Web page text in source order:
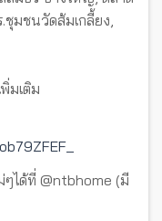
ชุมชนวัดส้มเกลี้ยง,
มเติม
ได้ที่ @ntbhome (มี